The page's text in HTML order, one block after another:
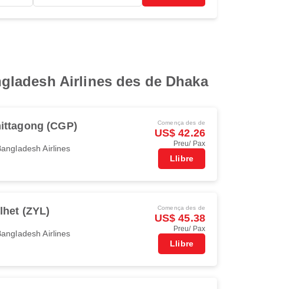
Airlines des de Dhaka
(CGP)
Airlines
Comença des de
US$ 42.26
Preu/ Pax
Llibre
(ZYL)
Airlines
Comença des de
US$ 45.38
Preu/ Pax
Llibre